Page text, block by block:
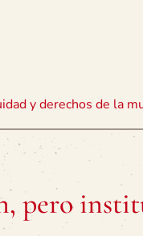
y derechos de la
pero